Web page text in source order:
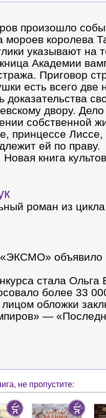
произошло
мороев королева
указывают на
Академии
Приговор
есть всего две
доказательства
двору.
собственной
принцессе
ей по праву.
книга
роман из
объявило
стала
более 33
обложки
—
не пропустите: